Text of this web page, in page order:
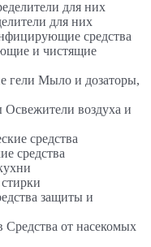
для них
средства
и чистящие
Мыло и дозаторы,
Освежители воздуха и
средства
защиты и
Средства от насекомых